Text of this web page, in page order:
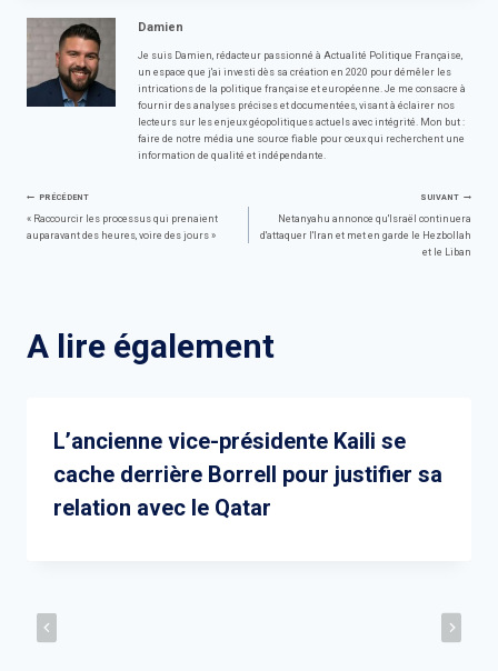
Damien
Je suis Damien, rédacteur passionné à Actualité Politique Française,
un espace que j'ai investi dès sa création en 2020 pour démêler les
intrications de la politique française et européenne. Je me consacre à
fournir des analyses précises et documentées, visant à éclairer nos
lecteurs sur les enjeux géopolitiques actuels avec intégrité. Mon but :
faire de notre média une source fiable pour ceux qui recherchent une
information de qualité et indépendante.
Navigation
PRÉCÉDENT
« Raccourcir les processus qui prenaient
auparavant des heures, voire des jours »
SUIVANT
Netanyahu annonce qu'Israël continuera
d'attaquer l'Iran et met en garde le Hezbollah
et le Liban
A lire également
L’ancienne vice-présidente Kaili se
cache derrière Borrell pour justifier sa
relation avec le Qatar